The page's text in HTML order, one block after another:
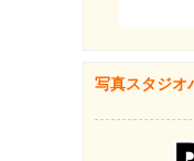
写真スタジオ